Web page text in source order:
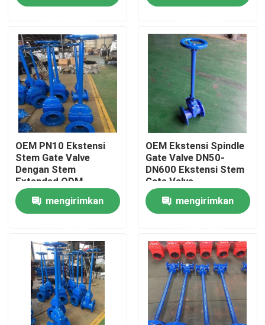
Video
Tentang kami
Tur Pabrik
Kontrol kualitas
Hubungi kami
Berita
Kasus
Katup Gerbang DI
OEM PN10 Ekstensi
Stem Gate Valve
Dengan Stem
Extended ODM
mengirimkan
OEM Ekstensi Spindle
Gate Valve DN50-
DN600 Ekstensi Stem
Gate Valve
mengirimkan